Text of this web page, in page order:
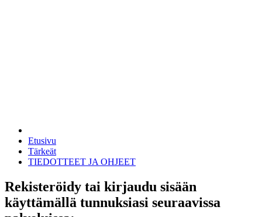
Etusivu
Tärkeät
TIEDOTTEET JA OHJEET
Rekisteröidy tai kirjaudu sisään
käyttämällä tunnuksiasi seuraavissa